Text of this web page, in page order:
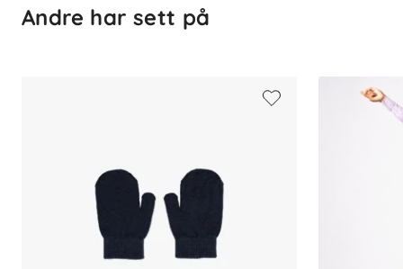
Vannsøyle: 15.000 mm
Behandling: Bionic Finish Eco Plus
Sertifisering: Økotex 100 (klasse 2)
Andre har sett på